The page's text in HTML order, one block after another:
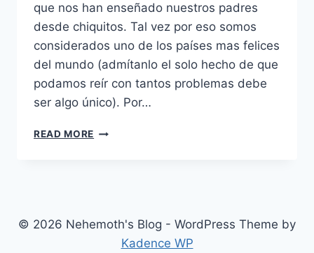
que nos han enseñado nuestros padres
desde chiquitos. Tal vez por eso somos
considerados uno de los países mas felices
del mundo (admítanlo el solo hecho de que
podamos reír con tantos problemas debe
ser algo único). Por…
READ MORE THE
© 2026 Nehemoth's Blog - WordPress Theme by
Kadence WP